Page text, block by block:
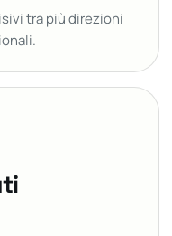
tra più direzioni